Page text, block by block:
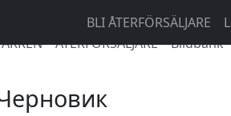
BLI ÅTERFÖRSÄLJARE
ÅTERFÖRSÄLJARE Bildbank